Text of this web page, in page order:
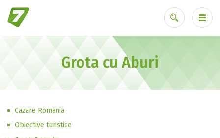
Ai uitat parola?
Grota cu Aburi
Cazare Romania
Obiective turistice